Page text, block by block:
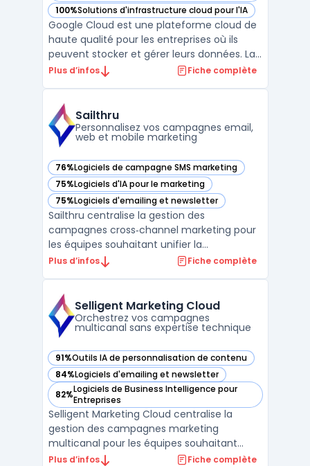
100%Solutions d'infrastructure cloud pour l'IA
— voir Google Cloud dans cette catégorie
Google Cloud est une plateforme cloud de
haute qualité pour les entreprises où ils
peuvent stocker et gérer leurs données. La
gestion multi-cloud permet aux clients
proposée par Google et offre diverses
fonctionnalités, telles que ...
Plus d’infos Fiche complète
Sailthru
Personnalisez vos campagnes email,
web et mobile marketing
76%Logiciels de campagne SMS marketing
— voir Sailthru dans cette catégorie
75%Logiciels d'IA pour le marketing
— voir Sailthru dans cette catégorie
75%Logiciels d'emailing et newsletter
— voir Sailthru dans cette catégorie
Sailthru centralise la gestion des
campagnes cross‑channel marketing pour
les équipes souhaitant unifier la
personnalisation sur email, web et mobile.
pour gérer la pertinence de chaque
interaction digitale. Les activ ...
Plus d’infos Fiche complète
Selligent Marketing Cloud
Orchestrez vos campagnes
multicanal sans expertise technique
91%Outils IA de personnalisation de contenu
— voir Selligent Marketing Cloud dans cette catégorie
84%Logiciels d'emailing et newsletter
— voir Selligent Marketing Cloud dans cette catégorie
82%Logiciels de Business Intelligence pour
Entreprises
— voir Selligent Marketing Cloud dans cette catégorie
Selligent Marketing Cloud centralise la
gestion des campagnes marketing
multicanal pour les équipes souhaitant
automatiser la personnalisation à grande
Plus d’infos Fiche complète